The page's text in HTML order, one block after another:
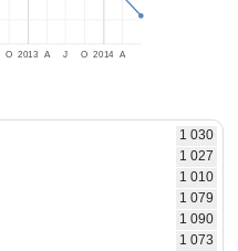
2013 2014
O A J O A
1 030
1 027
1 010
1 079
1 090
1 073